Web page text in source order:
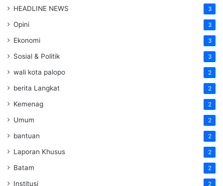
HEADLINE NEWS 3
Opini 3
Ekonomi 3
Sosial & Politik 3
wali kota palopo 2
berita Langkat 2
Kemenag 2
Umum 2
bantuan 2
Laporan Khusus 2
Batam 2
Institusi 2